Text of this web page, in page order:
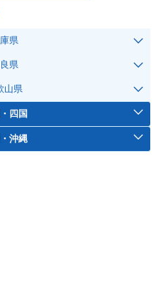
県
県
山県
四国
沖縄